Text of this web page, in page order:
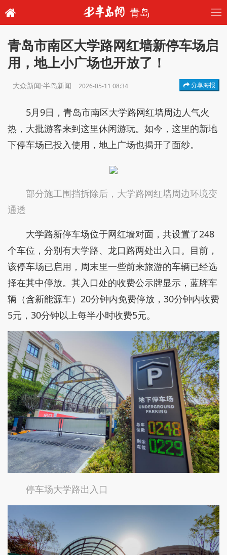
青岛
青岛市南区大学路网红墙新停车场启
用，地上小广场也开放了！
大众新闻·半岛新闻 2026-05-11 08:34 分享海报
5月9日，青岛市南区大学路网红墙周边人气火
热，大批游客来到这里休闲游玩。如今，这里的新地
下停车场已投入使用，地上广场也揭开了面纱。
部分施工围挡拆除后，大学路网红墙周边环境变
通透
大学路新停车场位于网红墙对面，共设置了248
个车位，分别有大学路、龙口路两处出入口。目前，
该停车场已启用，周末里一些前来旅游的车辆已经选
择在其中停放。其入口处的收费公示牌显示，蓝牌车
辆（含新能源车）20分钟内免费停放，30分钟内收费
5元，30分钟以上每半小时收费5元。
停车场大学路出入口